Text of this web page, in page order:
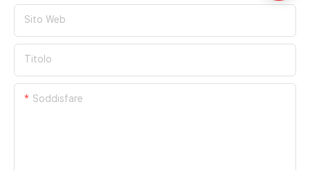
Sito Web
Titolo
Soddisfare